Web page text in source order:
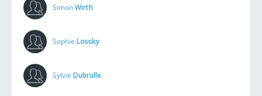
SimonWirth
Sophie Lossky
Sylvie Dubrulle